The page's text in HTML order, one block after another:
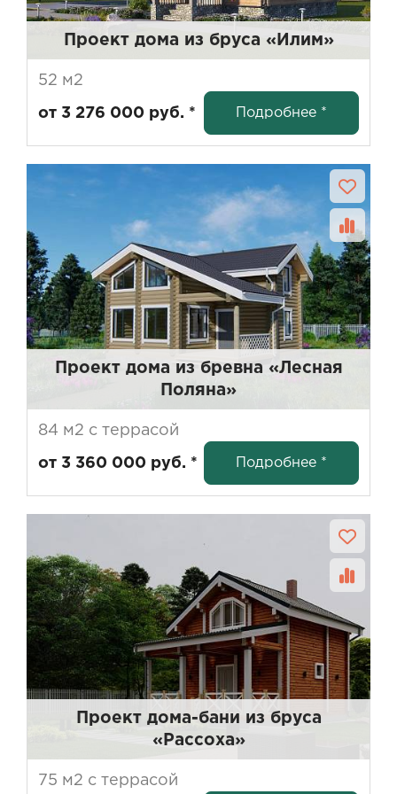
Проект дома из бруса «Илим»
52 м2
от 3 276 000 руб. * Подробнее *
Проект дома из бревна «Лесная
Поляна»
84 м2 с террасой
от 3 360 000 руб. * Подробнее *
Проект дома-бани из бруса
«Рассоха»
В описании приведен первоначальный
взнос в размере 20% от общей стоимости
75 м2 с террасой